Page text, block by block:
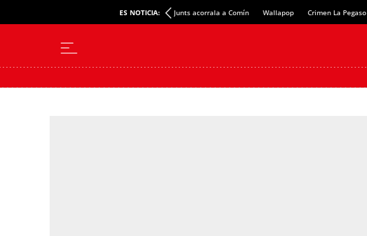
ES NOTICIA: Junts acorrala a Comín Wallapop Crimen La Pegaso